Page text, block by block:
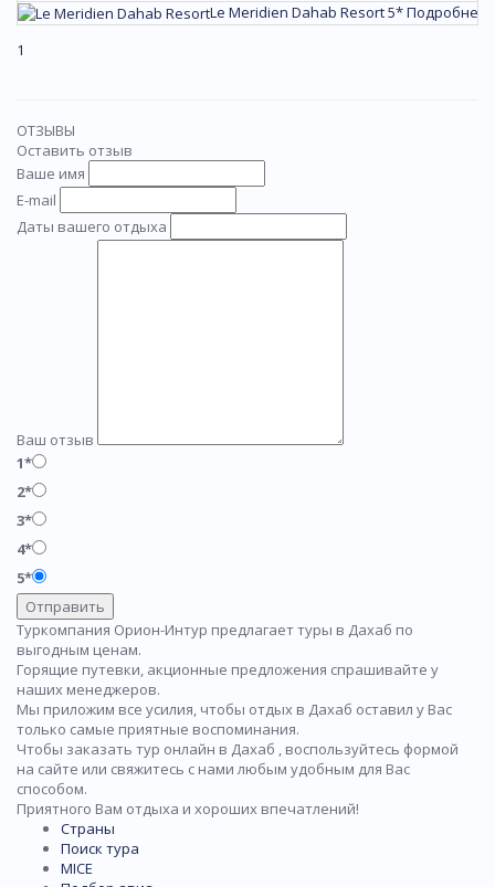
Le Meridien Dahab Resort 5*Подробнее
1
ОТЗЫВЫ
Оставить отзыв
Ваше имя
E-mail
Даты вашего отдыха
Ваш отзыв
1*
2*
3*
4*
5*
Отправить
Туркомпания Орион-Интур предлагает туры в Дахаб по
выгодным ценам.
Горящие путевки, акционные предложения спрашивайте у
наших менеджеров.
Мы приложим все усилия, чтобы отдых в Дахаб оставил у Вас
только самые приятные воспоминания.
Чтобы заказать тур онлайн в Дахаб , воспользуйтесь формой
на сайте или свяжитесь с нами любым удобным для Вас
способом.
Приятного Вам отдыха и хороших впечатлений!
Страны
Поиск тура
MICE